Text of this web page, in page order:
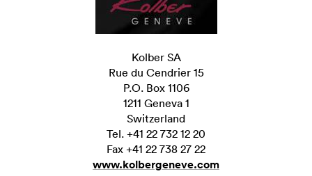
Kolber SA
Rue du Cendrier 15
P.O. Box 1106
1211 Geneva 1
Switzerland
Tel. +41 22 732 12 20
Fax +41 22 738 27 22
www.kolbergeneve.com